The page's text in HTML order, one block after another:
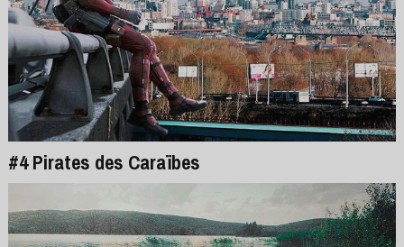
#4 Pirates des Caraïbes